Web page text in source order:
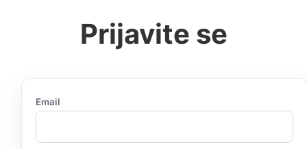
Prijavite se
Email